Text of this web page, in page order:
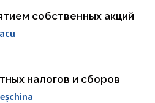
собственных акций
налогов и сборов